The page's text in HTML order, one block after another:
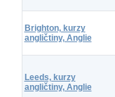
Brighton, kurzy
angličtiny, Anglie
Leeds, kurzy
angličtiny, Anglie